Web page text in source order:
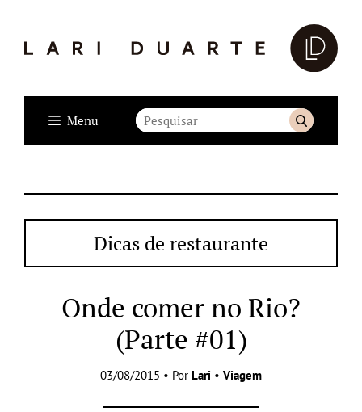
Menu
Dicas de restaurante
Onde comer no Rio?
(Parte #01)
03/08/2015 • Por Lari • Viagem